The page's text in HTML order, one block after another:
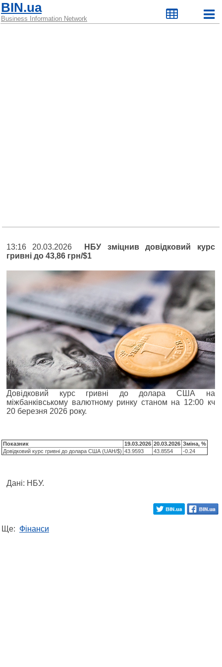
BIN.ua
Business Information Network
13:16 20.03.2026
НБУ зміцнив довідковий курс
гривні до 43,86 грн/$1
Довідковий курс гривні до долара США на
міжбанківському валютному ринку станом на 12:00 кч
20 березня 2026 року.
Показник 19.03.2026 20.03.2026 Зміна, %
Довідковий курс гривні до долара США (UAH/$) 43.9593 43.8554 -0.24
Дані: НБУ.
Ще: Фінанси